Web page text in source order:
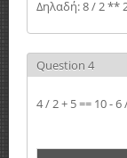
Δηλαδή: 8 / 2 **
Question 4
4 / 2 + 5 == 10 - 6